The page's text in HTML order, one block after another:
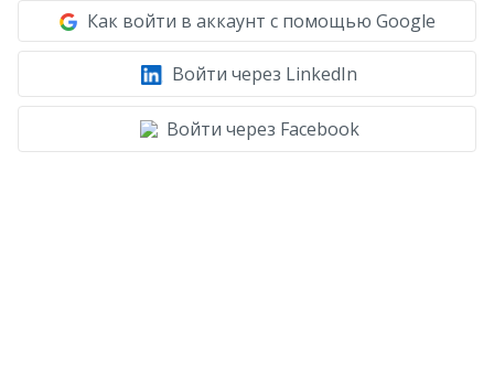
Как войти в аккаунт с помощью Google
Войти через LinkedIn
Войти через Facebook